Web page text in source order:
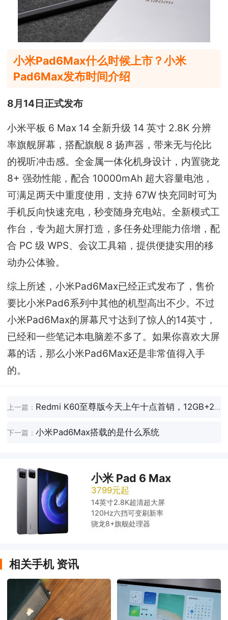
小米Pad6Max什么时候上市？小米
Pad6Max发布时间介绍
8月14日正式发布
小米平板 6 Max 14 全新升级 14 英寸 2.8K 分辨
率旗舰屏幕，搭配旗舰 8 扬声器，带来无与伦比
的视听冲击感。全金属一体化机身设计，内置骁龙
8+ 强劲性能，配合 10000mAh 超大容量电池，
可满足两天中重度使用，支持 67W 快充同时可为
手机反向快速充电，秒变随身充电站。全新模式工
作台，专为超大屏打造，多任务处理能力倍增，配
合 PC 级 WPS、会议工具箱，提供便捷实用的移
动办公体验。
综上所述，小米Pad6Max已经正式发布了，售价
要比小米Pad6系列中其他的机型高出不少。不过
小米Pad6Max的屏幕尺寸达到了惊人的14英寸，
已经和一些笔记本电脑差不多了。如果你喜欢大屏
幕的话，那么小米Pad6Max还是非常值得入手
的。
上一篇： Redmi K60至尊版今天上午十点首销，12GB+256GB起步价只需要2599元！
下一篇：小米Pad6Max搭载的是什么系统
小米 Pad 6 Max
3799元起
14英寸2.8K超清超大屏
120Hz六挡可变刷新率
骁龙8+旗舰处理器
相关手机 资讯